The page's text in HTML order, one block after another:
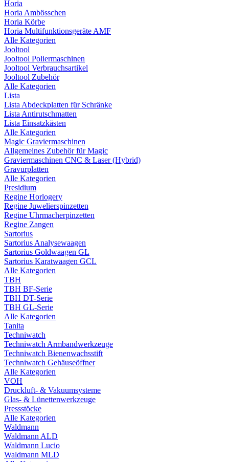
Horia
Horia Ambösschen
Horia Körbe
Horia Multifunktionsgeräte AMF
Alle Kategorien
Jooltool
Jooltool Poliermaschinen
Jooltool Verbrauchsartikel
Jooltool Zubehör
Alle Kategorien
Lista
Lista Abdeckplatten für Schränke
Lista Antirutschmatten
Lista Einsatzkästen
Alle Kategorien
Magic Graviermaschinen
Allgemeines Zubehör für Magic
Graviermaschinen CNC & Laser (Hybrid)
Gravurplatten
Alle Kategorien
Presidium
Regine Horlogery
Regine Juwelierspinzetten
Regine Uhrmacherpinzetten
Regine Zangen
Sartorius
Sartorius Analysewaagen
Sartorius Goldwaagen GL
Sartorius Karatwaagen GCL
Alle Kategorien
TBH
TBH BF-Serie
TBH DT-Serie
TBH GL-Serie
Alle Kategorien
Tanita
Techniwatch
Techniwatch Armbandwerkzeuge
Techniwatch Bienenwachsstift
Techniwatch Gehäuseöffner
Alle Kategorien
VOH
Druckluft- & Vakuumsysteme
Glas- & Lünettenwerkzeuge
Pressstöcke
Alle Kategorien
Waldmann
Waldmann ALD
Waldmann Lucio
Waldmann MLD